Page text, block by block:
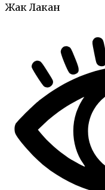
Жак Лакан